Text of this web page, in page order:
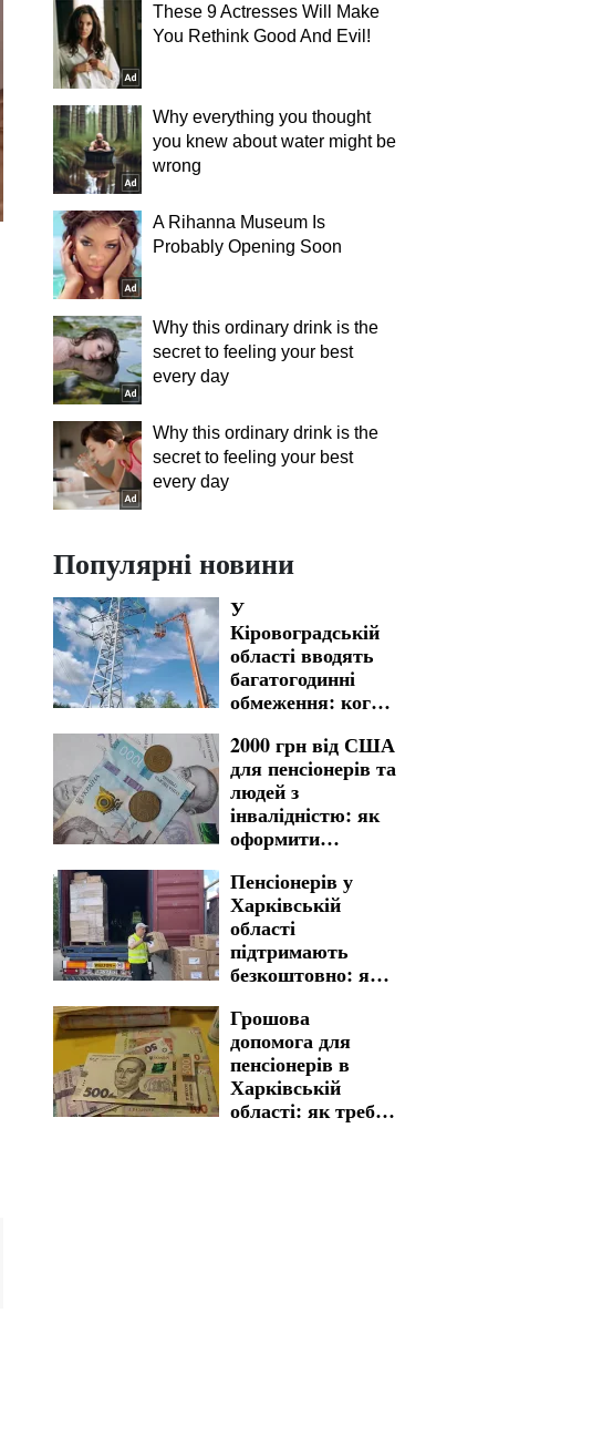
These 9 Actresses Will Make
You Rethink Good And Evil!
Why everything you thought
you knew about water might be
wrong
A Rihanna Museum Is
Probably Opening Soon
Why this ordinary drink is the
secret to feeling your best
every day
Why this ordinary drink is the
secret to feeling your best
every day
Популярні новини
У
Кіровоградській
області вводять
багатогодинні
обмеження: кого
графіки
відключення
світла на тиждень
з 10 по 16 серпня
2000 грн від США
для пенсіонерів та
людей з
інвалідністю: як
оформити
в Чернігівській
області
Пенсіонерів у
Харківській
області
підтримають
безкоштовно: яку
допомогу можна
отримати
Грошова
допомога для
пенсіонерів в
Харківській
області: як треба